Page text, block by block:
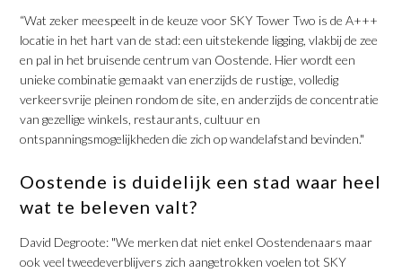
“Wat zeker meespeelt in de keuze voor SKY Tower Two is de A+++
locatie in het hart van de stad: een uitstekende ligging, vlakbij de zee
en pal in het bruisende centrum van Oostende. Hier wordt een
unieke combinatie gemaakt van enerzijds de rustige, volledig
verkeersvrije pleinen rondom de site, en anderzijds de concentratie
van gezellige winkels, restaurants, cultuur en
ontspanningsmogelijkheden die zich op wandelafstand bevinden."
Oostende is duidelijk een stad waar heel
wat te beleven valt?
David Degroote: "We merken dat niet enkel Oostendenaars maar
ook veel tweedeverblijvers zich aangetrokken voelen tot SKY